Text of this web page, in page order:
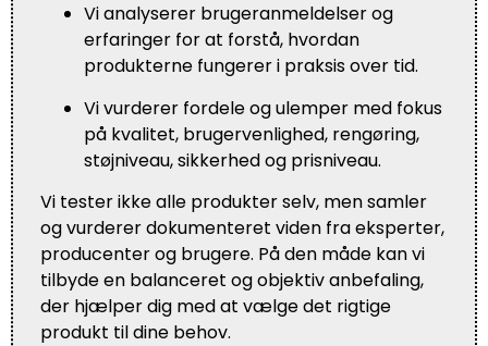
Vi analyserer brugeranmeldelser og
erfaringer for at forstå, hvordan
produkterne fungerer i praksis over tid.
Vi vurderer fordele og ulemper med fokus
på kvalitet, brugervenlighed, rengøring,
støjniveau, sikkerhed og prisniveau.
Vi tester ikke alle produkter selv, men samler
og vurderer dokumenteret viden fra eksperter,
producenter og brugere. På den måde kan vi
tilbyde en balanceret og objektiv anbefaling,
der hjælper dig med at vælge det rigtige
produkt til dine behov.